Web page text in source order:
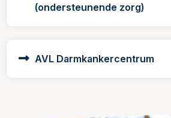
(ondersteunende zorg)
AVL Darmkankercentrum